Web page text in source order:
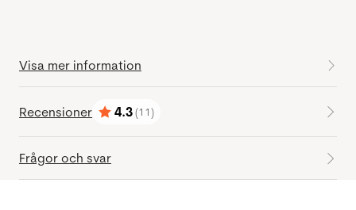
Visa mer information
Recensioner
Betyg:
4.3(11)
utav 5 stjärnor
Frågor och svar